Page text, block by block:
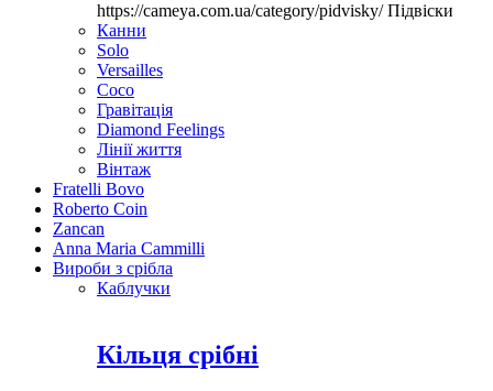
https://cameya.com.ua/category/pidvisky/Підвіски
Канни
Solo
Versailles
Coco
Гравітація
Diamond Feelings
Лінії життя
Вінтаж
Fratelli Bovo
Roberto Coin
Zancan
Anna Maria Cammilli
Вироби з срібла
Каблучки
Кільця срібні